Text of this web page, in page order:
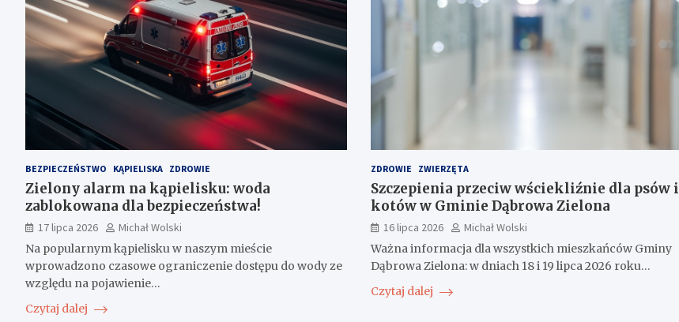
BEZPIECZEŃSTWO KĄPIELISKA ZDROWIE
Zielony alarm na kąpielisku: woda
zablokowana dla bezpieczeństwa!
17 lipca 2026
Michał Wolski
Na popularnym kąpielisku w naszym mieście
wprowadzono czasowe ograniczenie dostępu do wody ze
względu na pojawienie…
Czytaj dalej
ZDROWIE ZWIERZĘTA
Szczepienia przeciw wściekliźnie dla psów i
kotów w Gminie Dąbrowa Zielona
16 lipca 2026
Michał Wolski
Ważna informacja dla wszystkich mieszkańców Gminy
Dąbrowa Zielona: w dniach 18 i 19 lipca 2026 roku…
Czytaj dalej